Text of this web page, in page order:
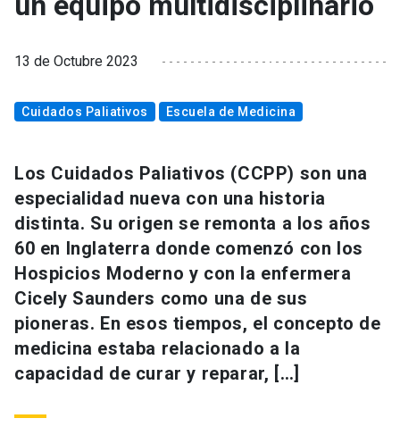
13 de Octubre 2023
Cuidados Paliativos Escuela de Medicina
Los Cuidados Paliativos (CCPP) son una
especialidad nueva con una historia
distinta. Su origen se remonta a los años
60 en Inglaterra donde comenzó con los
Hospicios Moderno y con la enfermera
Cicely Saunders como una de sus
pioneras. En esos tiempos, el concepto de
medicina estaba relacionado a la
capacidad de curar y reparar, […]